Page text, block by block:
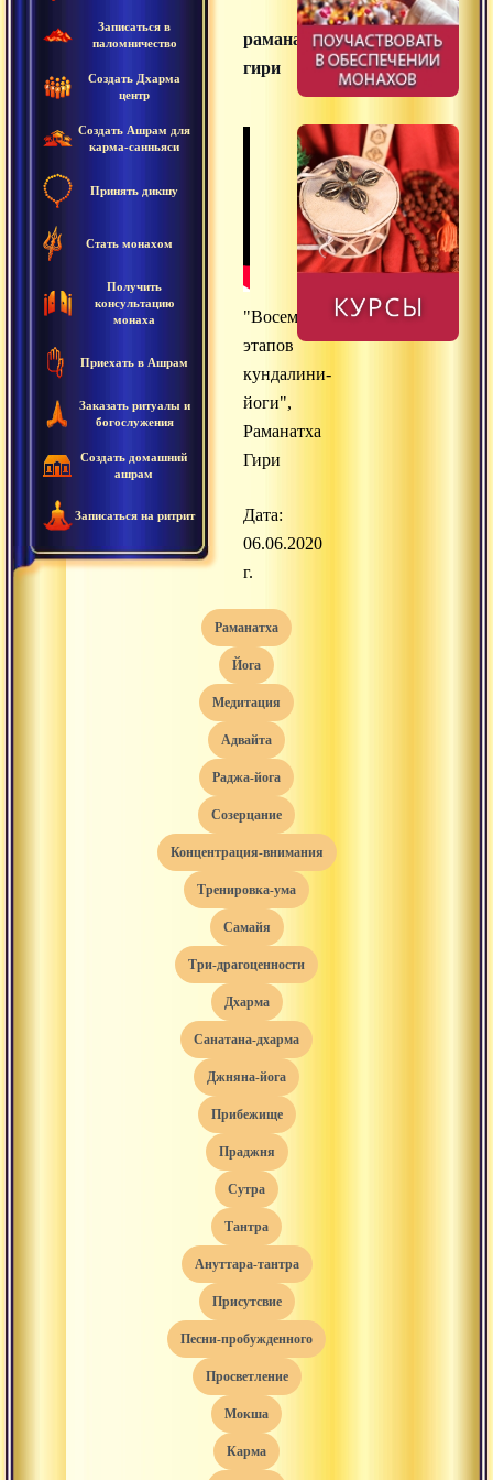
Записаться в
паломничество
Создать Дхарма
центр
Создать Ашрам для
карма-санньяси
Принять дикшу
Стать монахом
Получить
консультацию
монаха
Приехать в Ашрам
Заказать ритуалы и
богослужения
Создать домашний
ашрам
Записаться на ритрит
раманатха
гири
"Восемнадцать
этапов
кундалини-
йоги",
Раманатха
Гири
Дата:
06.06.2020
г.
раманатха
йога
медитация
адвайта
раджа-йога
созерцание
концентрация-внимания
тренировка-ума
самайя
три-драгоценности
дхарма
санатана-дхарма
джняна-йога
прибежище
праджня
сутра
тантра
ануттара-тантра
присутсвие
песни-пробужденного
просветление
мокша
карма